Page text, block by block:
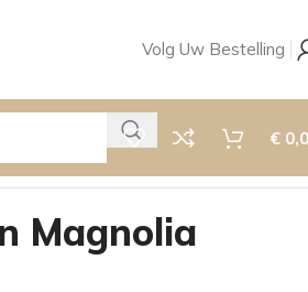
Volg Uw Bestelling
€
Magnolia